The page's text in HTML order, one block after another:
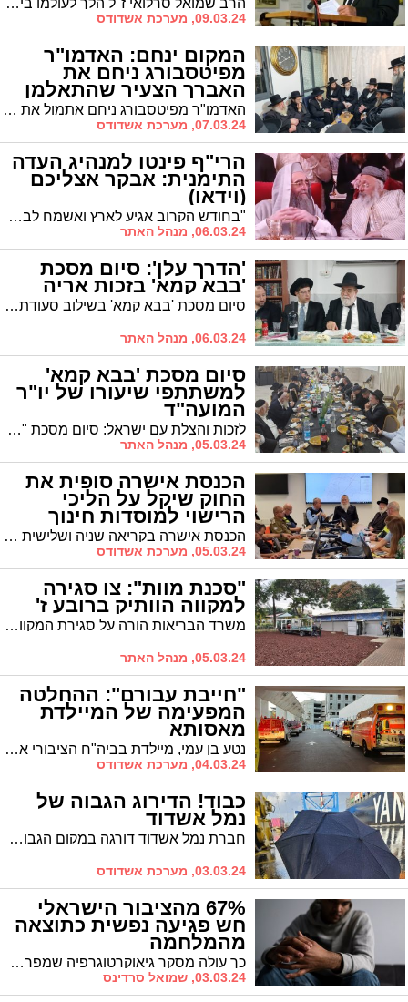
הרב שמואל סרלואי ז"ל הלך לעולמו ביום שישי האחרון והוא בן 89. התגורר במשך שנים ארוכות ברובע ו' באשדוד ולימים אף קיבל את פרס 'יקיר העיר'. היה איש יודע ספר ובעל חסד. הלווייתו תתקיים מחר ביישוב שדמות מחולה בדרכה לבית העלמין המקומי שם ייטמן
09.03.24, מערכת אשדודס
המקום ינחם: האדמו"ר
מפיטסבורג ניחם את
האברך הצעיר שהתאלמן
האדמו"ר מפיטסבורג ניחם אתמול את משפחות לב-רוטשילד ובמשך דקות ארוכות הרעיף טללי ניחומים על הבעל הצעיר שהתאלמן בפתע, רח"ל. בדבריו אמר כי זו אבידה גדולה אך הקב"ה נותן כוחות לבני המשפחה
07.03.24, מערכת אשדודס
הרי"ף פינטו למנהיג העדה
התימנית: אבקר אצליכם
(וידאו)
"בחודש הקרוב אגיע לארץ ואשמח לבקר אצלכם": כך אמר האדמו"ר הרה"צ רבי יאשיה יוסף פינטו להרה"ג מארי חננאל שררה שליט"א יו"ר ארגון "עץ חיים עטרת יחיא" לשמירת מסורת יהודי תימן
06.03.24, מנהל האתר
'הדרך עלן': סיום מסכת
'בבא קמא' בזכות אריה
סיום מסכת 'בבא קמא' בשילוב סעודת שבע ברכות למשתתפי הדף היומי בבית הכנסת המרכזי "זכות אריה"
06.03.24, מנהל האתר
סיום מסכת 'בבא קמא'
למשתתפי שיעורו של יו"ר
המועה"ד
לזכות והצלת עם ישראל: סיום מסכת "בבא קמא" למשתתפי הדף היומי בשיעורו של הרב עובדיה דהן יו"ר המועצה הדתית * המשתתפים זכו לברכתו הנדירה של זקן אדמו"רי רבני משפחת אבוחצירא הגר"א אבוחצירא שליט"א
05.03.24, מנהל האתר
הכנסת אישרה סופית את
החוק שיקל על הליכי
הרישוי למוסדות חינוך
הכנסת אישרה בקריאה שניה ושלישית את הצעת החוק של יו"ר הועדה ח"כ הרב ישראל אייכלר שתקל על מוסדות החינוך בקבלת וחידוש רישיון משרד החינוך. על פי החוק החדש מוסדות החינוך לא יידרשו למימון תברואן פרטי, מה שיחסוך כסף למוסדות החינוך
05.03.24, מערכת אשדודס
"סכנת מוות": צו סגירה
למקווה הוותיק ברובע ז'
משרד הבריאות הורה על סגירת המקווה ברח' הורקנוס לאחר שנמצאו בו ליקויי תברואה. על פי משרד הבריאות, הביקורת במקום העלתה כי קיימים תשתיות לקויות ולכלוך רב המהווים סיכון גבוה לזיהום והפצת תחלואה וכתוצאה מכך "עלולים לפגוע בבריאות הציבור לרבות תחלואה קשה וסכנת מוות"
05.03.24, מנהל האתר
"חייבת עבורם": ההחלטה
המפעימה של המיילדת
מאסותא
נטע בן עמי, מיילדת בביה"ח הציבורי אסותא אשדוד, תושבת קיבוץ סעד שבעוטף עזה חזרה לביתה רק בסופ"ש האחרון לאחר שפונתה ממנו קרוב לחמישה חודשים. וזו ההחלטה שקיבלה למען החטופים שנותרו בעזה
04.03.24, מערכת אשדודס
כבוד! הדירוג הגבוה של
נמל אשדוד
חברת נמל אשדוד דורגה במקום הגבוה ביותר מבין חברות הנמל בדירוג החברות של ה- BDI Code לשנת 2023
03.03.24, מערכת אשדודס
67% מהציבור הישראלי
חש פגיעה נפשית כתוצאה
מהמלחמה
כך עולה מסקר גיאוקרטוגרפיה שמפרסמת עמותת "פעמוני רוח". הפגיעה הנפשית החמורה ביותר בעקבות המלחמה: בצעירים ובנשים
03.03.24, שמואל סרדינס